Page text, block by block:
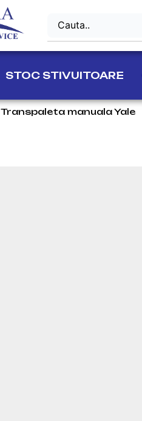
STOC STIVUITOARE
Transpaleta manuala Yale